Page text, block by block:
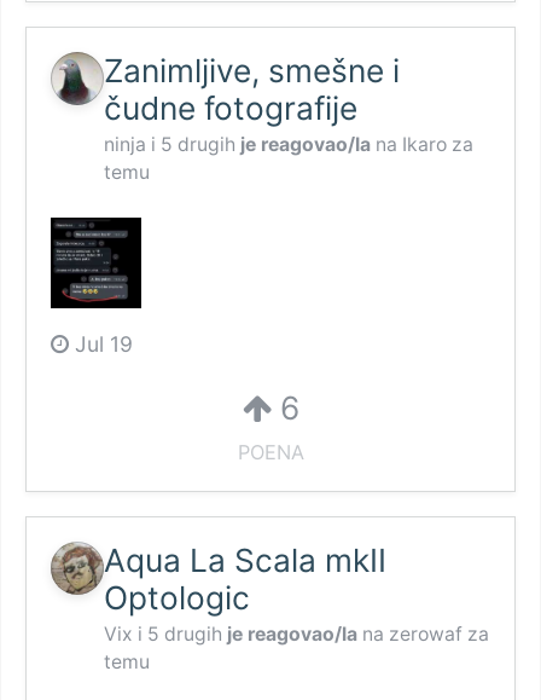
Zanimljive, smešne i
čudne fotografije
ninja i 5 drugih je reagovao/la na Ikaro za
temu
Jul 19
6
POENA
Aqua La Scala mkII
Optologic
Vix i 5 drugih je reagovao/la na zerowaf za
temu